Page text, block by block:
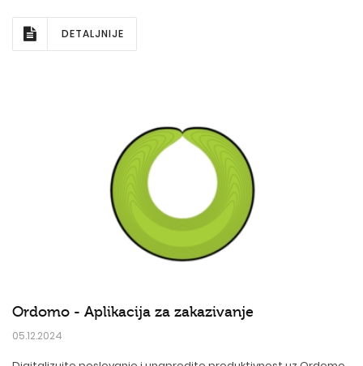
DETALJNIJE
Ordomo - Aplikacija za zakazivanje
05.12.2024